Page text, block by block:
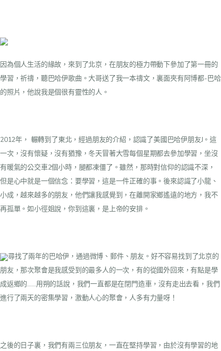
因為個人生活的緣故，來到了北京，在朋友的極力帶動下參加了第一冊的
學習，祈禱，聽巴哈伊歌曲。大哥送了我一本禱文，裏面夾有阿博都-巴哈
的照片，他說我是個很有靈性的人。
2012年， 輾轉到了東北，經過朋友的介紹，認識了美國巴哈伊朋友J。這
一次，沒有懷疑，沒有猶豫，冬天冒著大雪每個星期都去參加學習，坐沒
有暖氣的公交車2個小時，腿都凍僵了。雖然，那時對信仰的認識不深，
但是心中就是一個信念：要學習，這是一件正確的事。後來認識了小龍、
小成，越來越多的朋友，他們讓我感覺到，在離開家鄉遙遠的地方，我不
再孤單。如小徑姐說，你到這裏，是上帝的安排。
尋找了兩年的巴哈伊，通過微博、郵件、朋友。好不容易找到了北京的
朋友，那次聚會是我感受到的最多人的一次，有的從國外回來，有點是學
成返鄉的……用朔的話說，我們一直都是在閉門造車，沒有走出去看，我們
進行了兩天的密集學習，激動人心的聚會，人多有力量呀！
之後的日子裏，我們有兩三位朋友，一直在堅持學習，由於沒有學習的地